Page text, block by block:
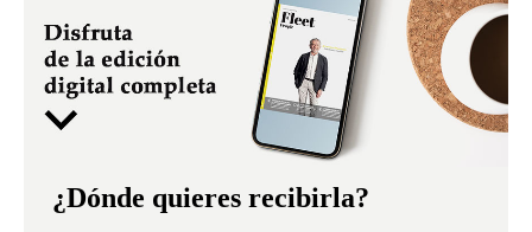
¿Dónde quieres recibirla?